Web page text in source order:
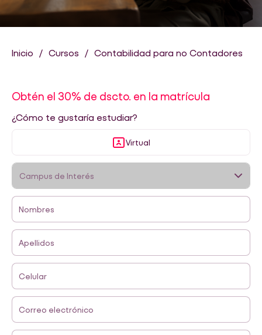
Inicio Cursos Contabilidad para no Contadores
Obtén el 30% de dscto. en la matrícula
¿Cómo te gustaría estudiar?
Virtual
Nombres
Apellidos
Celular
Correo electrónico